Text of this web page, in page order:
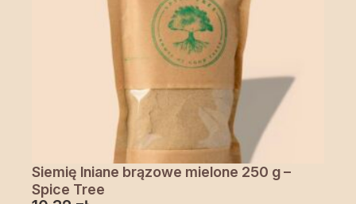
Siemię lniane brązowe mielone 250 g –
Spice Tree